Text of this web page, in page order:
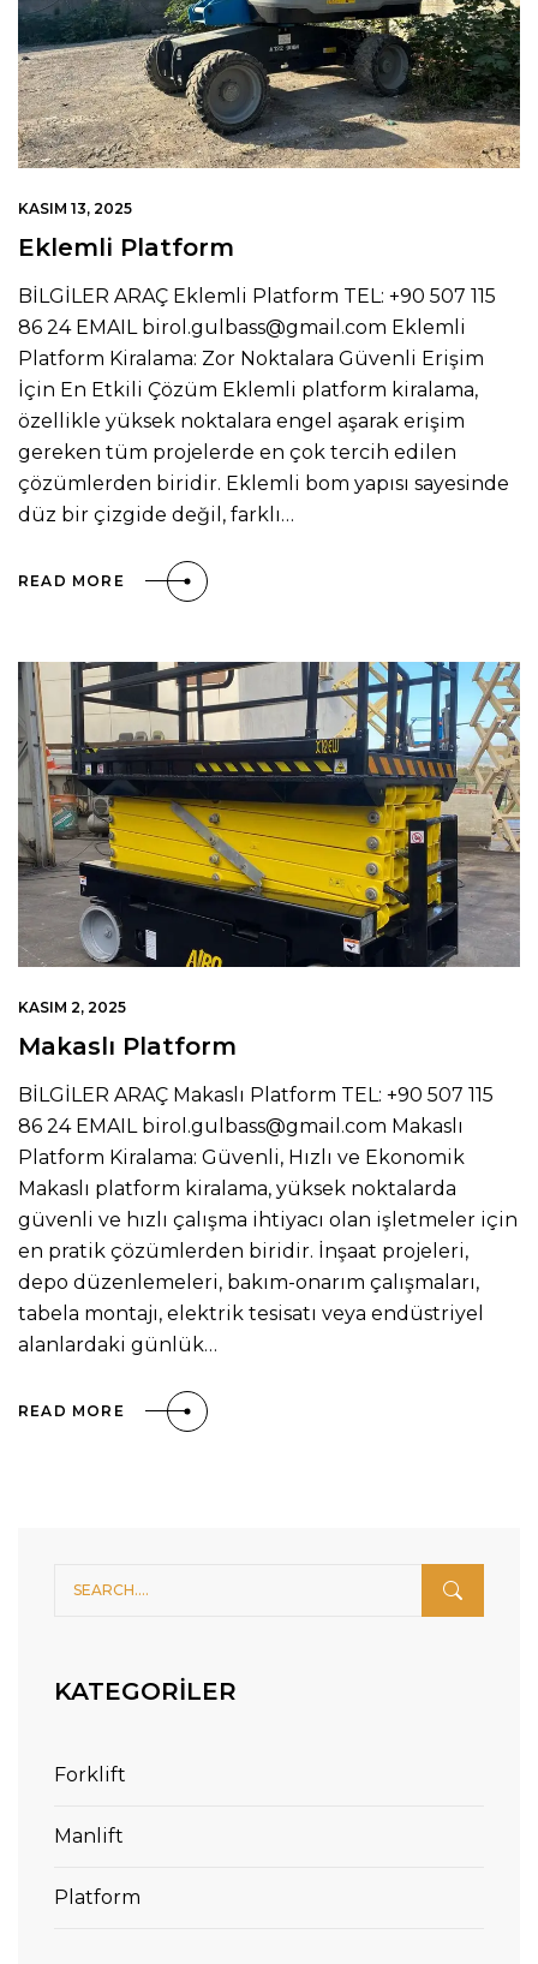
KASIM 13, 2025
Eklemli Platform
BİLGİLER ARAÇ Eklemli Platform TEL: +90 507 115
86 24 EMAIL birol.gulbass@gmail.com Eklemli
Platform Kiralama: Zor Noktalara Güvenli Erişim
İçin En Etkili Çözüm Eklemli platform kiralama,
özellikle yüksek noktalara engel aşarak erişim
gereken tüm projelerde en çok tercih edilen
çözümlerden biridir. Eklemli bom yapısı sayesinde
düz bir çizgide değil, farklı…
READ MORE
KASIM 2, 2025
Makaslı Platform
BİLGİLER ARAÇ Makaslı Platform TEL: +90 507 115
86 24 EMAIL birol.gulbass@gmail.com Makaslı
Platform Kiralama: Güvenli, Hızlı ve Ekonomik
Makaslı platform kiralama, yüksek noktalarda
güvenli ve hızlı çalışma ihtiyacı olan işletmeler için
en pratik çözümlerden biridir. İnşaat projeleri,
depo düzenlemeleri, bakım-onarım çalışmaları,
tabela montajı, elektrik tesisatı veya endüstriyel
alanlardaki günlük…
READ MORE
KATEGORILER
Forklift
Manlift
Platform